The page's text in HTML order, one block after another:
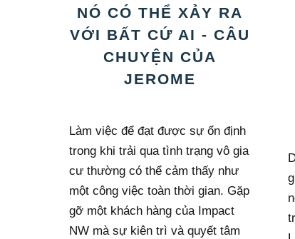
NÓ CÓ THỂ XẢY RA
VỚI BẤT CỨ AI - CÂU
CHUYỆN CỦA
JEROME
Làm việc để đạt được sự ổn định
trong khi trải qua tình trạng vô gia
cư thường có thể cảm thấy như
một công việc toàn thời gian. Gặp
gỡ một khách hàng của Impact
NW mà sự kiên trì và quyết tâm